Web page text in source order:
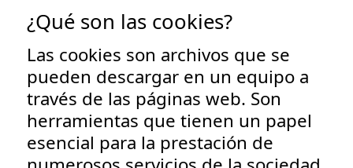
¿Qué son las cookies?
Las cookies son archivos que se
pueden descargar en un equipo a
través de las páginas web. Son
herramientas que tienen un papel
esencial para la prestación de